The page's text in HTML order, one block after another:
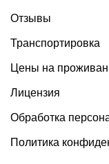
Отзывы
Транспортировка
Цены на
Лицензия
Обработка
Политика